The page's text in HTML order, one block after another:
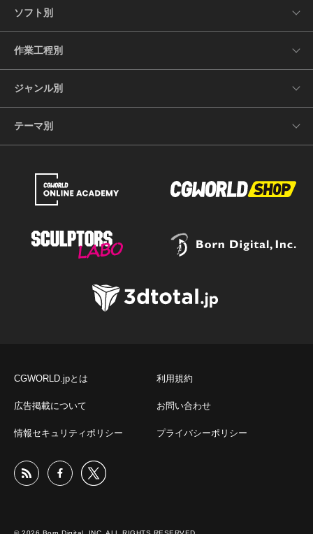
ソフト別
作業工程別
ジャンル別
テーマ別
CGWORLD.jpとは 利用規約
広告掲載について お問い合わせ
情報セキュリティポリシー プライバシーポリシー